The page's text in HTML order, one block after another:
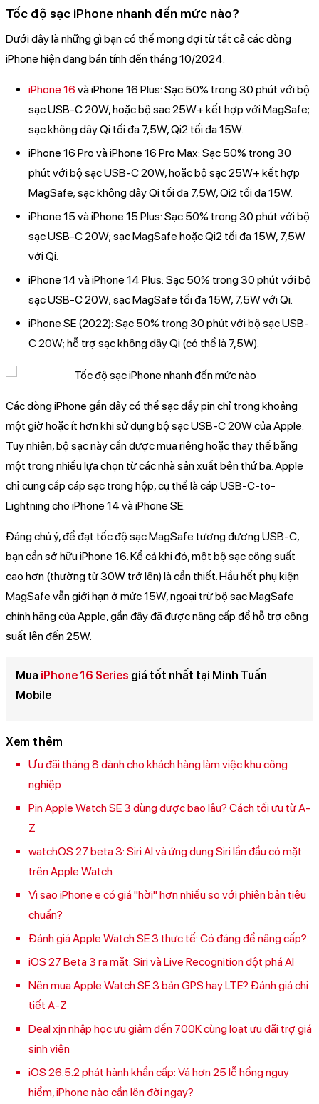
Tốc độ sạc iPhone nhanh đến mức nào?
Dưới đây là những gì bạn có thể mong đợi từ tất cả các dòng
iPhone hiện đang bán tính đến tháng 10/2024:
iPhone 16 và iPhone 16 Plus: Sạc 50% trong 30 phút với bộ
sạc USB-C 20W, hoặc bộ sạc 25W+ kết hợp với MagSafe;
sạc không dây Qi tối đa 7,5W, Qi2 tối đa 15W.
iPhone 16 Pro và iPhone 16 Pro Max: Sạc 50% trong 30
phút với bộ sạc USB-C 20W, hoặc bộ sạc 25W+ kết hợp
MagSafe; sạc không dây Qi tối đa 7,5W, Qi2 tối đa 15W.
iPhone 15 và iPhone 15 Plus: Sạc 50% trong 30 phút với bộ
sạc USB-C 20W; sạc MagSafe hoặc Qi2 tối đa 15W, 7,5W
với Qi.
iPhone 14 và iPhone 14 Plus: Sạc 50% trong 30 phút với bộ
sạc USB-C 20W; sạc MagSafe tối đa 15W, 7,5W với Qi.
iPhone SE (2022): Sạc 50% trong 30 phút với bộ sạc USB-
C 20W; hỗ trợ sạc không dây Qi (có thể là 7,5W).
Các dòng iPhone gần đây có thể sạc đầy pin chỉ trong khoảng
một giờ hoặc ít hơn khi sử dụng bộ sạc USB-C 20W của Apple.
Tuy nhiên, bộ sạc này cần được mua riêng hoặc thay thế bằng
một trong nhiều lựa chọn từ các nhà sản xuất bên thứ ba. Apple
chỉ cung cấp cáp sạc trong hộp, cụ thể là cáp USB-C-to-
Lightning cho iPhone 14 và iPhone SE.
Đáng chú ý, để đạt tốc độ sạc MagSafe tương đương USB-C,
bạn cần sở hữu iPhone 16. Kể cả khi đó, một bộ sạc công suất
cao hơn (thường từ 30W trở lên) là cần thiết. Hầu hết phụ kiện
MagSafe vẫn giới hạn ở mức 15W, ngoại trừ bộ sạc MagSafe
chính hãng của Apple, gần đây đã được nâng cấp để hỗ trợ công
suất lên đến 25W.
Mua iPhone 16 Series giá tốt nhất tại Minh Tuấn
Mobile
Xem thêm
Ưu đãi tháng 8 dành cho khách hàng làm việc khu công
nghiệp
Pin Apple Watch SE 3 dùng được bao lâu? Cách tối ưu từ A-
Z
watchOS 27 beta 3: Siri AI và ứng dụng Siri lần đầu có mặt
trên Apple Watch
Vì sao iPhone e có giá "hời" hơn nhiều so với phiên bản tiêu
chuẩn?
Đánh giá Apple Watch SE 3 thực tế: Có đáng để nâng cấp?
iOS 27 Beta 3 ra mắt: Siri và Live Recognition đột phá AI
Nên mua Apple Watch SE 3 bản GPS hay LTE? Đánh giá chi
tiết A-Z
Deal xịn nhập học ưu giảm đến 700K cùng loạt ưu đãi trợ giá
sinh viên
iOS 26.5.2 phát hành khẩn cấp: Vá hơn 25 lỗ hổng nguy
hiểm, iPhone nào cần lên đời ngay?